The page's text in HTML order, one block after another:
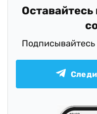
Подписывайтесь